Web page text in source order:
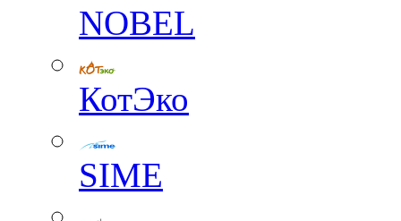
NOBEL
КотЭко
SIME